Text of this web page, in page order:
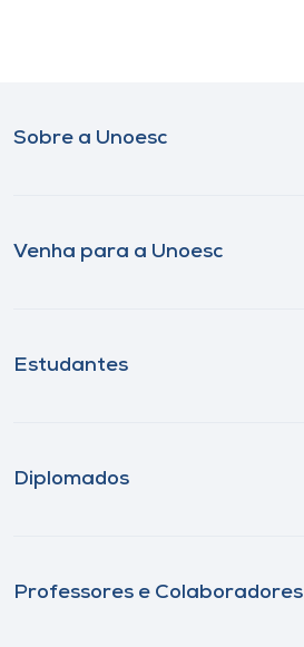
Sobre a Unoesc
Venha para a Unoesc
Estudantes
Diplomados
Professores e Colaboradores